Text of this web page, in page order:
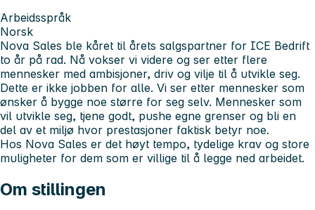
Arbeidsspråk
Norsk
Nova Sales ble kåret til årets salgspartner for ICE Bedrift
to år på rad. Nå vokser vi videre og ser etter flere
mennesker med ambisjoner, driv og vilje til å utvikle seg.
Dette er ikke jobben for alle. Vi ser etter mennesker som
ønsker å bygge noe større for seg selv. Mennesker som
vil utvikle seg, tjene godt, pushe egne grenser og bli en
del av et miljø hvor prestasjoner faktisk betyr noe.
Hos Nova Sales er det høyt tempo, tydelige krav og store
muligheter for dem som er villige til å legge ned arbeidet.
Om stillingen